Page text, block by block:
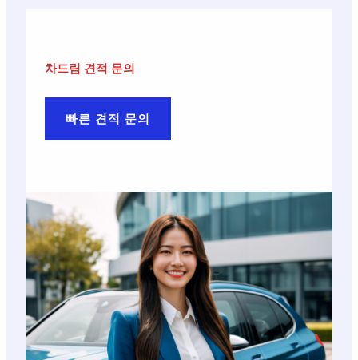
차드림 견적 문의
빠른 견적 문의